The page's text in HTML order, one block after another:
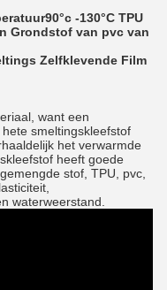
-130°C TPU
Grondstof van pvc van
Zelfklevende Film
want een
smeltingskleefstof
het verwarmde
heeft goede
stof, TPU, pvc,
waterweerstand.